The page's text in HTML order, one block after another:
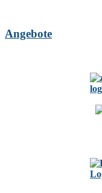
Angebote